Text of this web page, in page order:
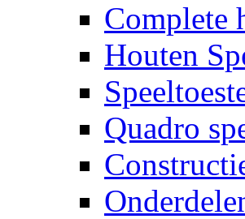
Complete
Houten
Quadro